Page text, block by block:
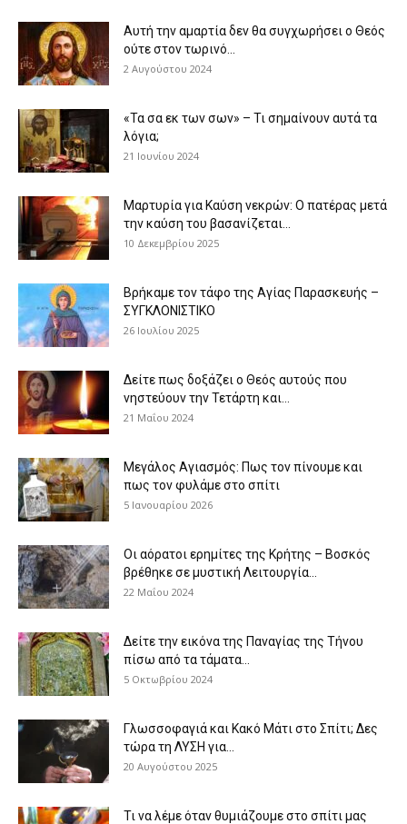
Αυτή την αμαρτία δεν θα συγχωρήσει ο Θεός
ούτε στον τωρινό...
2 Αυγούστου 2024
«Τα σα εκ των σων» – Τι σημαίνουν αυτά τα
λόγια;
21 Ιουνίου 2024
Μαρτυρία για Καύση νεκρών: Ο πατέρας μετά
την καύση του βασανίζεται...
10 Δεκεμβρίου 2025
Βρήκαμε τον τάφο της Αγίας Παρασκευής –
ΣΥΓΚΛΟΝΙΣΤΙΚΟ
26 Ιουλίου 2025
Δείτε πως δοξάζει ο Θεός αυτούς που
νηστεύουν την Τετάρτη και...
21 Μαΐου 2024
Μεγάλος Αγιασμός: Πως τον πίνουμε και
πως τον φυλάμε στο σπίτι
5 Ιανουαρίου 2026
Οι αόρατοι ερημίτες της Κρήτης – Βοσκός
βρέθηκε σε μυστική Λειτουργία...
22 Μαΐου 2024
Δείτε την εικόνα της Παναγίας της Τήνου
πίσω από τα τάματα...
5 Οκτωβρίου 2024
Γλωσσοφαγιά και Κακό Μάτι στο Σπίτι; Δες
τώρα τη ΛΥΣΗ για...
20 Αυγούστου 2025
Τι να λέμε όταν θυμιάζουμε στο σπίτι μας